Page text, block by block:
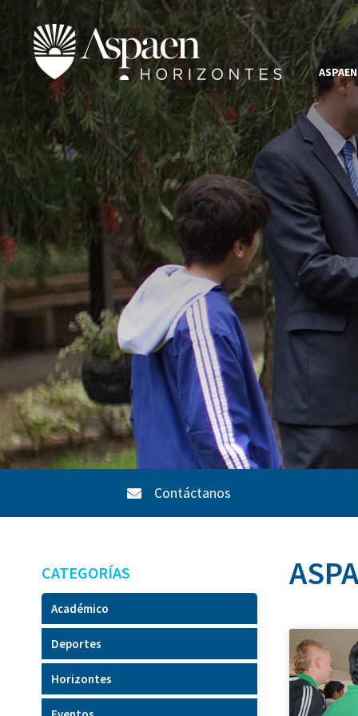
Contáctanos
CATEGORÍAS
Académico
Deportes
Horizontes